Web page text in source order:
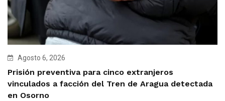
Agosto 6, 2026
Prisión preventiva para cinco extranjeros
vinculados a facción del Tren de Aragua detectada
en Osorno